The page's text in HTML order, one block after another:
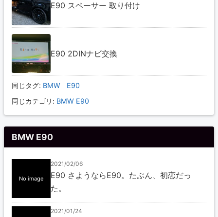
E90 スペーサー 取り付け
E90 2DINナビ交換
同じタグ: BMW
E90
同じカテゴリ: BMW E90
BMW E90
No image
2021/02/06
E90 さようならE90。たぶん、初恋だっ
た。
2021/01/24